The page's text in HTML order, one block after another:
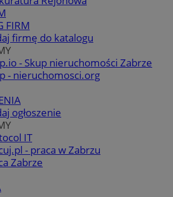
FIRM
firmę do katalogu
- Skup nieruchomości Zabrze
- nieruchomosci.org
ogłoszenie
IT
- praca w Zabrzu
Zabrze